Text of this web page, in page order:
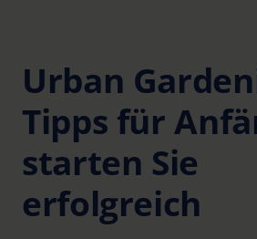
Urban
Tipps für
starten Sie
erfolgreich